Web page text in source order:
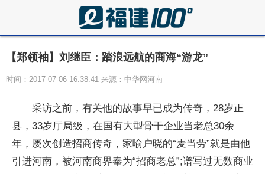
【郑领袖】刘继臣：踏浪远航的商海“游龙”
时间：2017-07-06 16:38:41 来源：中华网河南
采访之前，有关他的故事早已成为传奇，28岁正
县，33岁厅局级，在国有大型骨干企业当老总30余
年，屡次创造招商传奇，家喻户晓的“麦当劳”就是由他
引进河南，被河南商界奉为“招商老总”;谱写过无数商业